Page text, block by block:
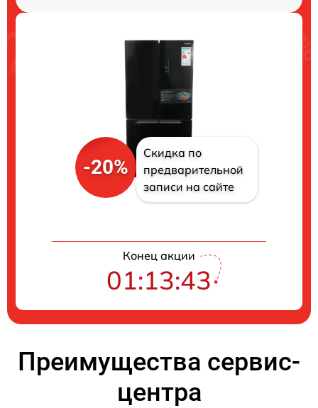
-20%
Скидка по
предварительной
записи на сайте
Конец акции
01:13:42
Преимущества сервис-
центра